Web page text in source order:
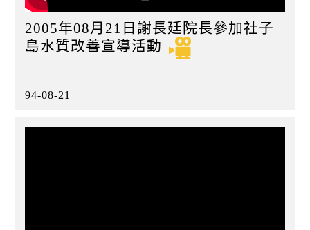
2005年08月21日謝長廷院長參加社子
島水質改善宣導活動
94-08-21